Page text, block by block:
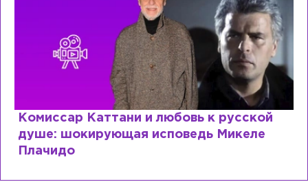
Комиссар Каттани и любовь к русской
душе: шокирующая исповедь Микеле
Плачидо